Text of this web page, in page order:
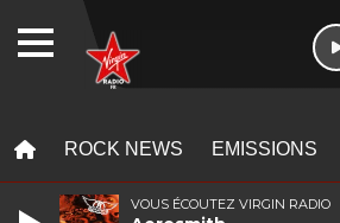
ROCK NEWS EMISSIONS
VOUS ÉCOUTEZ VIRGIN RADIO
WEBRADIO